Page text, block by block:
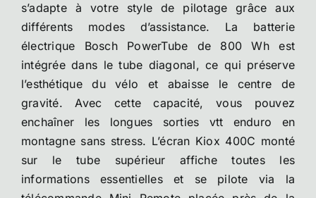
s’adapte à votre style de pilotage grâce aux
différents modes d’assistance. La batterie
électrique Bosch PowerTube de 800 Wh est
intégrée dans le tube diagonal, ce qui préserve
l’esthétique du vélo et abaisse le centre de
gravité. Avec cette capacité, vous pouvez
enchaîner les longues sorties vtt enduro en
montagne sans stress. L’écran Kiox 400C monté
sur le tube supérieur affiche toutes les
informations essentielles et se pilote via la